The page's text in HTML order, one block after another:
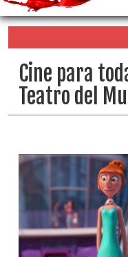
Cine para
Teatro del